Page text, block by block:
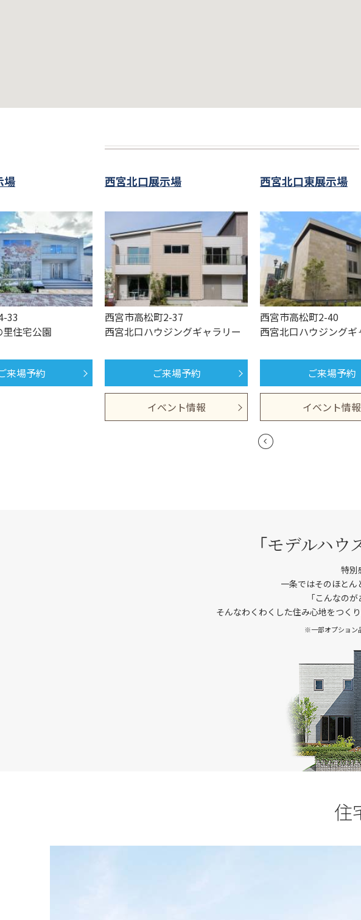
場
33
里住宅公園
来場予約
西宮北口展示場
西宮市高松町2-37
西宮北口ハウジングギャラリー
ご来場予約
イベント情報
西宮北口東展示場
西宮市高松町2-40
西宮北口ハウジングギ
ご来場予約
イベント情報
「モデルハウ
特別
一条ではそのほとん
「こんなの
そんなわくわくした住み心地をつく
※一部オプション
住